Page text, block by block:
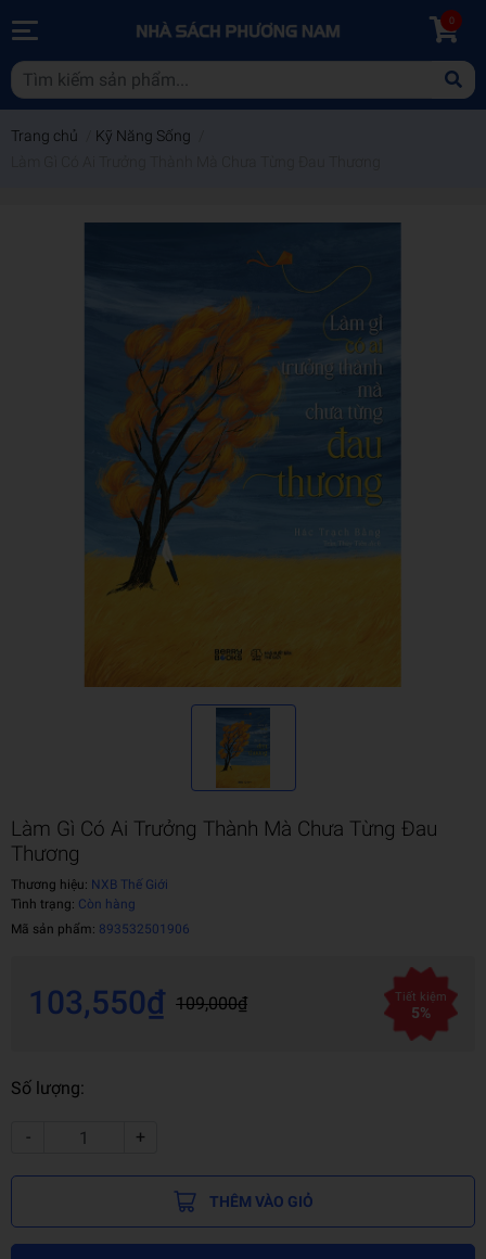
0
Trang chủ Kỹ Năng Sống
Làm Gì Có Ai Trưởng Thành Mà Chưa Từng Đau
Thương
Thương hiệu: NXB Thế Giới
Tình trạng: Còn hàng
Mã sản phẩm: 893532501906
103,550₫ 109,000₫ Tiết kiệm
5%
Số lượng:
- +
THÊM VÀO GIỎ